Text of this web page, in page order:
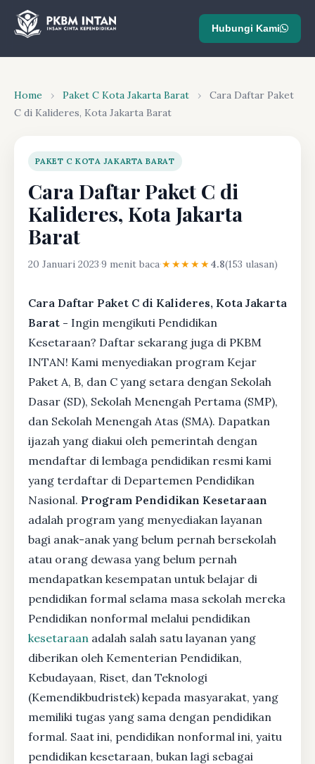
Hubungi Kami
Home › Paket C Kota Jakarta Barat ›
Cara Daftar Paket
C di Kalideres, Kota Jakarta Barat
PAKET C KOTA JAKARTA BARAT
Cara Daftar Paket C di
Kalideres, Kota Jakarta
Barat
20 Januari 2023·9 menit baca·★★★★★4.8(153 ulasan)
Cara Daftar Paket C di Kalideres, Kota Jakarta
Barat - Ingin mengikuti Pendidikan
Kesetaraan? Daftar sekarang juga di PKBM
INTAN! Kami menyediakan program Kejar
Paket A, B, dan C yang setara dengan Sekolah
Dasar (SD), Sekolah Menengah Pertama (SMP),
dan Sekolah Menengah Atas (SMA). Dapatkan
ijazah yang diakui oleh pemerintah dengan
mendaftar di lembaga pendidikan resmi kami
yang terdaftar di Departemen Pendidikan
Nasional. Program Pendidikan Kesetaraan
adalah program yang menyediakan layanan
bagi anak-anak yang belum pernah bersekolah
atau orang dewasa yang belum pernah
mendapatkan kesempatan untuk belajar di
pendidikan formal selama masa sekolah mereka
Pendidikan nonformal melalui pendidikan
kesetaraan adalah salah satu layanan yang
diberikan oleh Kementerian Pendidikan,
Kebudayaan, Riset, dan Teknologi
(Kemendikbudristek) kepada masyarakat, yang
memiliki tugas yang sama dengan pendidikan
formal. Saat ini, pendidikan nonformal ini, yaitu
pendidikan kesetaraan, bukan lagi sebagai